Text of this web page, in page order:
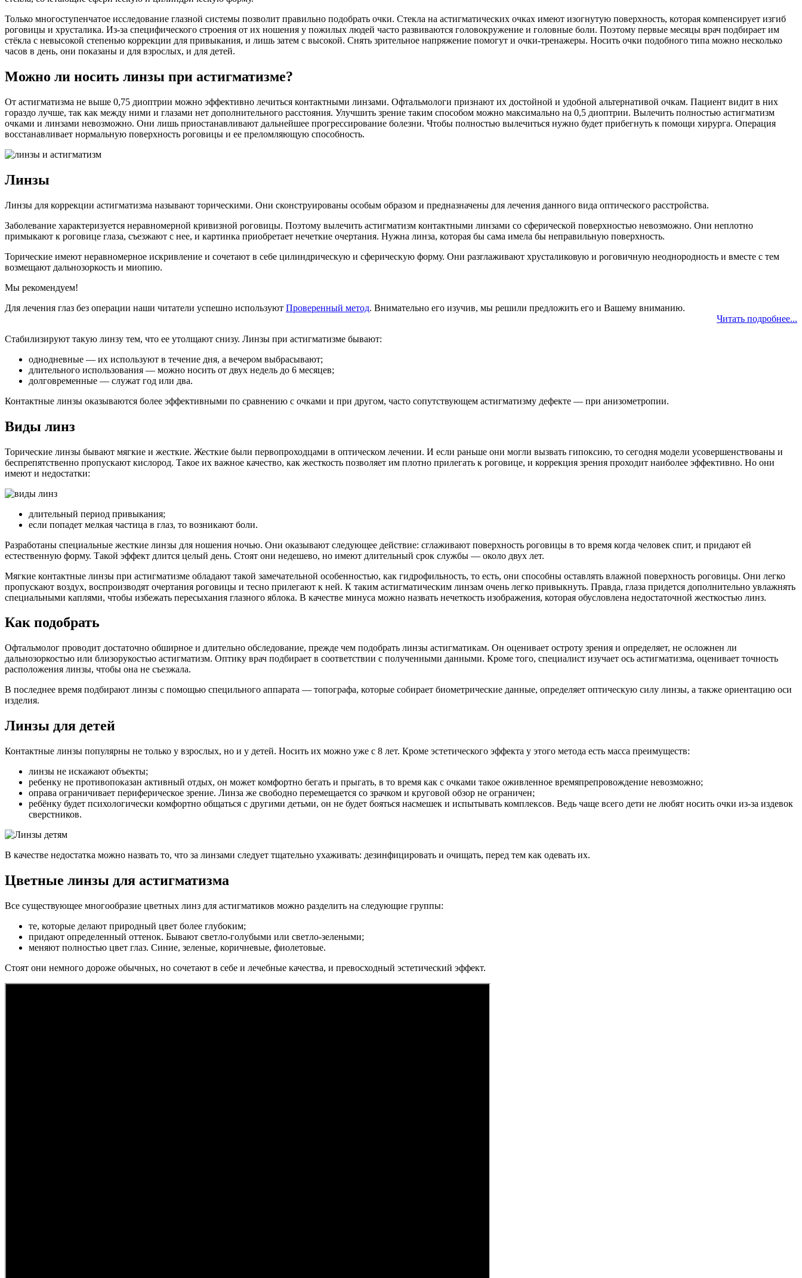
Только многоступенчатое исследование глазной системы позволит правильно подобрать очки. Стекла на астигматических очках имеют изогнутую поверхность, которая компенсирует изгиб
роговицы и хрусталика. Из-за специфического строения от их ношения у пожилых людей часто развиваются головокружение и головные боли. Поэтому первые месяцы врач подбирает им
стёкла с невысокой степенью коррекции для привыкания, и лишь затем с высокой. Снять зрительное напряжение помогут и очки-тренажеры. Носить очки подобного типа можно несколько
часов в день, они показаны и для взрослых, и для детей.
Можно ли носить линзы при астигматизме?
От астигматизма не выше 0,75 диоптрии можно эффективно лечиться контактными линзами. Офтальмологи признают их достойной и удобной альтернативой очкам. Пациент видит в них
гораздо лучше, так как между ними и глазами нет дополнительного расстояния. Улучшить зрение таким способом можно максимально на 0,5 диоптрии. Вылечить полностью астигматизм
очками и линзами невозможно. Они лишь приостанавливают дальнейшее прогрессирование болезни. Чтобы полностью вылечиться нужно будет прибегнуть к помощи хирурга. Операция
восстанавливает нормальную поверхность роговицы и ее преломляющую способность.
Линзы
Линзы для коррекции астигматизма называют торическими. Они сконструированы особым образом и предназначены для лечения данного вида оптического расстройства.
Заболевание характеризуется неравномерной кривизной роговицы. Поэтому вылечить астигматизм контактными линзами со сферической поверхностью невозможно. Они неплотно
примыкают к роговице глаза, съезжают с нее, и картинка приобретает нечеткие очертания. Нужна линза, которая бы сама имела бы неправильную поверхность.
Торические имеют неравномерное искривление и сочетают в себе цилиндрическую и сферическую форму. Они разглаживают хрусталиковую и роговичную неоднородность и вместе с тем
возмещают дальнозоркость и миопию.
Мы рекомендуем!
Для лечения глаз без операции наши читатели успешно используют Проверенный метод. Внимательно его изучив, мы решили предложить его и Вашему вниманию.
Читать подробнее...
Стабилизируют такую линзу тем, что ее утолщают снизу. Линзы при астигматизме бывают:
однодневные — их используют в течение дня, а вечером выбрасывают;
длительного использования — можно носить от двух недель до 6 месяцев;
долговременные — служат год или два.
Контактные линзы оказываются более эффективными по сравнению с очками и при другом, часто сопутствующем астигматизму дефекте — при анизометропии.
Виды линз
Торические линзы бывают мягкие и жесткие. Жесткие были первопроходцами в оптическом лечении. И если раньше они могли вызвать гипоксию, то сегодня модели усовершенствованы и
беспрепятственно пропускают кислород. Такое их важное качество, как жесткость позволяет им плотно прилегать к роговице, и коррекция зрения проходит наиболее эффективно. Но они
имеют и недостатки:
длительный период привыкания;
если попадет мелкая частица в глаз, то возникают боли.
Разработаны специальные жесткие линзы для ношения ночью. Они оказывают следующее действие: сглаживают поверхность роговицы в то время когда человек спит, и придают ей
естественную форму. Такой эффект длится целый день. Стоят они недешево, но имеют длительный срок службы — около двух лет.
Мягкие контактные линзы при астигматизме обладают такой замечательной особенностью, как гидрофильность, то есть, они способны оставлять влажной поверхность роговицы. Они легко
пропускают воздух, воспроизводят очертания роговицы и тесно прилегают к ней. К таким астигматическим линзам очень легко привыкнуть. Правда, глаза придется дополнительно увлажнять
специальными каплями, чтобы избежать пересыхания глазного яблока. В качестве минуса можно назвать нечеткость изображения, которая обусловлена недостаточной жесткостью линз.
Как подобрать
Офтальмолог проводит достаточно обширное и длительно обследование, прежде чем подобрать линзы астигматикам. Он оценивает остроту зрения и определяет, не осложнен ли
дальнозоркостью или близорукостью астигматизм. Оптику врач подбирает в соответствии с полученными данными. Кроме того, специалист изучает ось астигматизма, оценивает точность
расположения линзы, чтобы она не съезжала.
В последнее время подбирают линзы с помощью специльного аппарата — топографа, которые собирает биометрические данные, определяет оптическую силу линзы, а также ориентацию оси
изделия.
Линзы для детей
Контактные линзы популярны не только у взрослых, но и у детей. Носить их можно уже с 8 лет. Кроме эстетического эффекта у этого метода есть масса преимуществ:
линзы не искажают объекты;
ребенку не противопоказан активный отдых, он может комфортно бегать и прыгать, в то время как с очками такое оживленное времяпрепровождение невозможно;
оправа ограничивает периферическое зрение. Линза же свободно перемещается со зрачком и круговой обзор не ограничен;
ребёнку будет психологически комфортно общаться с другими детьми, он не будет бояться насмешек и испытывать комплексов. Ведь чаще всего дети не любят носить очки из-за издевок
сверстников.
В качестве недостатка можно назвать то, что за линзами следует тщательно ухаживать: дезинфицировать и очищать, перед тем как одевать их.
Цветные линзы для астигматизма
Все существующее многообразие цветных линз для астигматиков можно разделить на следующие группы:
те, которые делают природный цвет более глубоким;
придают определенный оттенок. Бывают светло-голубыми или светло-зелеными;
меняют полностью цвет глаз. Синие, зеленые, коричневые, фиолетовые.
Стоят они немного дороже обычных, но сочетают в себе и лечебные качества, и превосходный эстетический эффект.